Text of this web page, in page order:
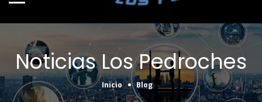
Noticias Los Pedroches
Inicio Blog